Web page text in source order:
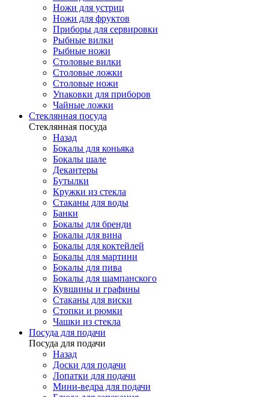
Ножи для устриц
Ножи для фруктов
Приборы для сервировки
Рыбные вилки
Рыбные ножи
Столовые вилки
Столовые ложки
Столовые ножи
Упаковки для приборов
Чайные ложки
Стеклянная посуда
Стеклянная посуда
Назад
Бокалы для коньяка
Бокалы шале
Декантеры
Бутылки
Кружки из стекла
Стаканы для воды
Банки
Бокалы для бренди
Бокалы для вина
Бокалы для коктейлей
Бокалы для мартини
Бокалы для пива
Бокалы для шампанского
Кувшины и графины
Стаканы для виски
Стопки и рюмки
Чашки из стекла
Посуда для подачи
Посуда для подачи
Назад
Доски для подачи
Лопатки для подачи
Мини-ведра для подачи